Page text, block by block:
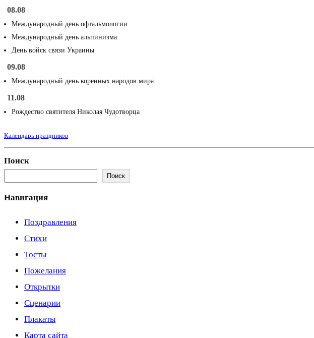
08.08
Международный день офтальмологии
Международный день альпинизма
День войск связи Украины
09.08
Международный день коренных народов мира
11.08
Рождество святителя Николая Чудотворца
Календарь праздников
Поиск
Поиск
Навигация
Поздравления
Стихи
Тосты
Пожелания
Открытки
Сценарии
Плакаты
Карта сайта